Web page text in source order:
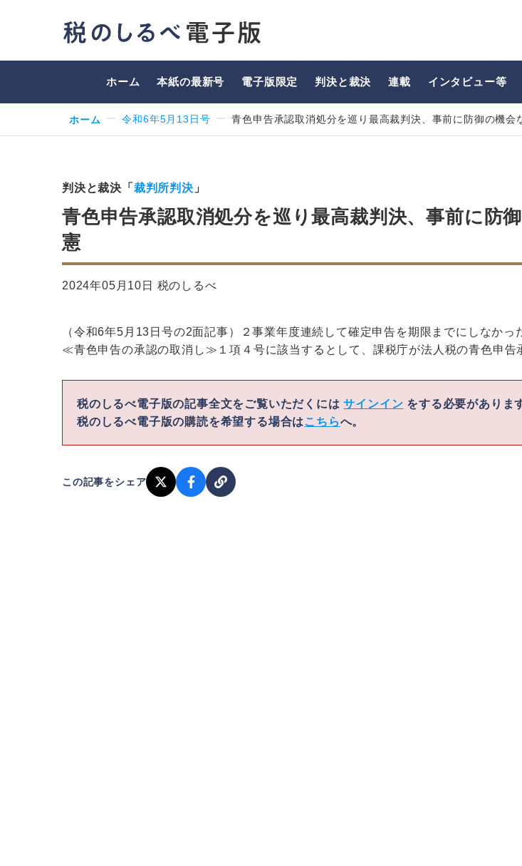
ホーム 本紙の最新号 電子版限定 判決と裁決 連載 インタビュー等
ホーム 令和6年5月13日号 青色申告承認取消処分を巡り最高裁判決、事前に防御の機会
判決と裁決「 裁判所判決 」
青色申告承認取消処分を巡り最高裁判決、事前に防
憲
2024年05月10日 税のしるべ
（令和6年5月13日号の2面記事）２事業年度連続して確定申告を期限までにしなかっ
≪青色申告の承認の取消し≫１項４号に該当するとして、課税庁が法人税の青色申告
税のしるべ電子版の記事全文をご覧いただくにはサインイン をする必要がありま
税のしるべ電子版の購読を希望する場合は こちらへ。
この記事をシェア